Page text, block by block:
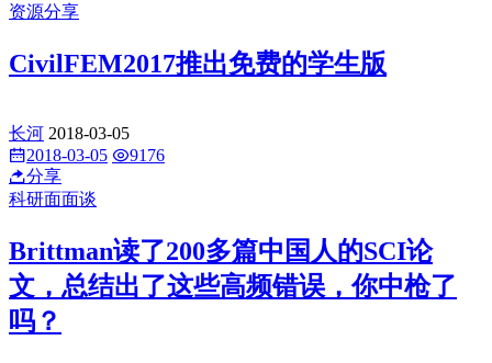
资源分享
CivilFEM2017推出免费的学生版
长河 2018-03-05
2018-03-05
9176
分享
科研面面谈
Brittman读了200多篇中国人的SCI论
文，总结出了这些高频错误，你中枪了
吗？